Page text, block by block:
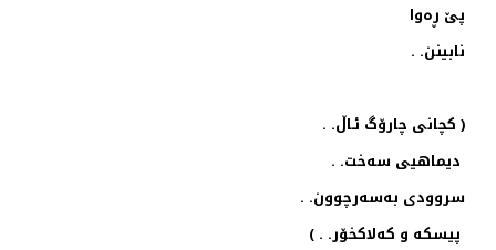
پێ ڕه‌وا
نابینن. .
( كچانی چارۆگ ئـاڵ. .
دیماهیی سه‌خت. .
سروودی به‌سه‌رچوون. .
پیسكه ‌و كه‌لاكخۆر. . )